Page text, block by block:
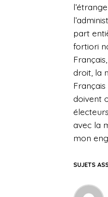
part
fortiori
droit, la
doivent
avec la
mon
SUJETS